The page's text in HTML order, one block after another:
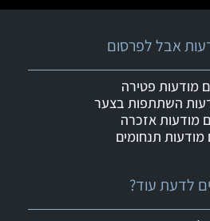
לדעת עוד?
אבל לפרסום
מודעות פטירה
השתתפות בצער
מודעות אזכרה
מודעות תנחומים